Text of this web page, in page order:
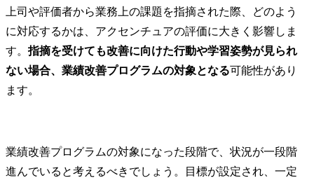
上司や評価者から業務上の課題を指摘された際、どのよう
に対応するかは、アクセンチュアの評価に大きく影響しま
す。指摘を受けても改善に向けた行動や学習姿勢が見られ
ない場合、業績改善プログラムの対象となる可能性があり
ます。
業績改善プログラムの対象になった段階で、状況が一段階
進んでいると考えるべきでしょう。目標が設定され、一定